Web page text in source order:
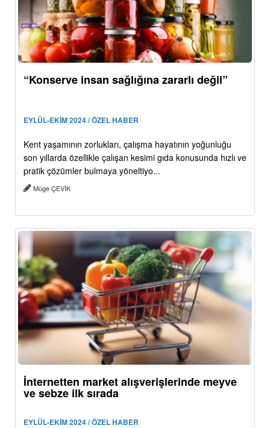
“Konserve insan sağlığına zararlı değil”
EYLÜL-EKİM 2024 / ÖZEL HABER
Kent yaşamının zorlukları, çalışma hayatının yoğunluğu
son yıllarda özellikle çalışan kesimi gıda konusunda hızlı ve
pratik çözümler bulmaya yöneltiyo...
Müge ÇEVİK
İnternetten market alışverişlerinde meyve
ve sebze ilk sırada
EYLÜL-EKİM 2024 / ÖZEL HABER